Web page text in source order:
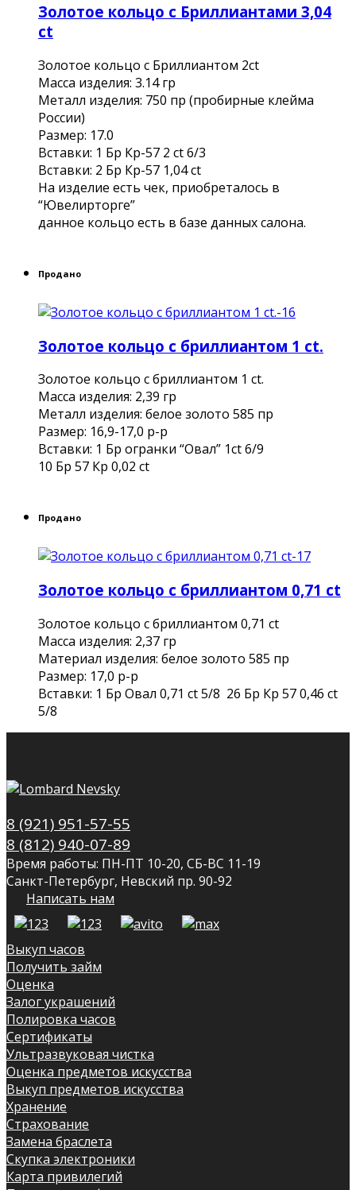
Золотое кольцо с Бриллиантами 3,04
ct
Золотое кольцо с Бриллиантом 2ct
Масса изделия: 3.14 гр
Металл изделия: 750 пр (пробирные клейма
России)
Размер: 17.0
Вставки: 1 Бр Кр-57 2 ct 6/3
Вставки: 2 Бр Кр-57 1,04 сt
На изделие есть чек, приобреталось в
“Ювелирторге”
данное кольцо есть в базе данных салона.
Продано
Золотое кольцо с бриллиантом 1 ct.
Золотое кольцо с бриллиантом 1 ct.
Масса изделия: 2,39 гр
Металл изделия: белое золото 585 пр
Размер: 16,9-17,0 р-р
Вставки: 1 Бр огранки “Овал” 1ct 6/9
10 Бр 57 Кр 0,02 ct
Продано
Золотое кольцо с бриллиантом 0,71 ct
Золотое кольцо с бриллиантом 0,71 ct
Mасса изделия: 2,37 гр
Материал изделия: белое золото 585 пр
Размер: 17,0 р-р
Вставки: 1 Бр Овал 0,71 ct 5/8 26 Бр Кр 57 0,46 ct
5/8
8 (921) 951-57-55
8 (812) 940-07-89
Время работы: ПН-ПТ 10-20, СБ-ВС 11-19
Санкт-Петербург, Невский пр. 90-92
Написать нам
Выкуп часов
Получить займ
Оценка
Залог украшений
Полировка часов
Сертификаты
Ультразвуковая чистка
Оценка предметов искусства
Выкуп предметов искусства
Хранение
Страхование
Замена браслета
Скупка электроники
Карта привилегий